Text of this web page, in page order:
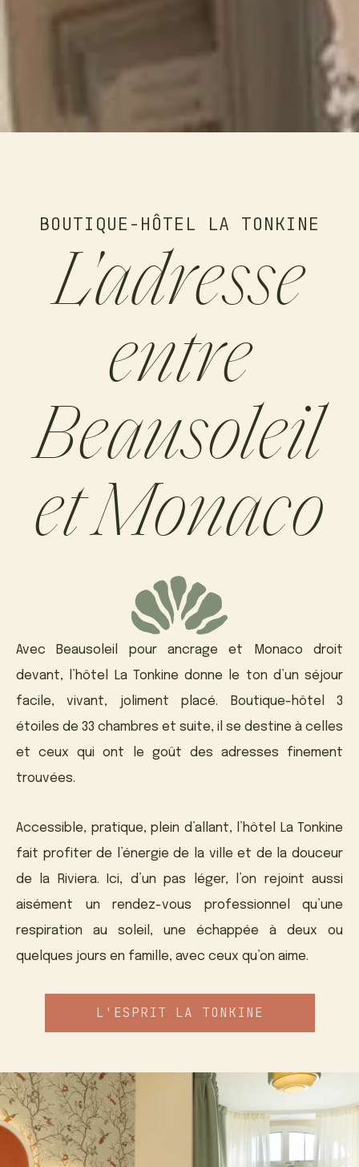
BOUTIQUE-HÔTEL LA TONKINE
L'adresse
entre
Beausoleil
et Monaco
Avec Beausoleil pour ancrage et Monaco droit
devant, l’hôtel La Tonkine donne le ton d’un séjour
facile, vivant, joliment placé. Boutique-hôtel 3
étoiles de 33 chambres et suite, il se destine à celles
et ceux qui ont le goût des adresses finement
trouvées.
Accessible, pratique, plein d’allant, l’hôtel La Tonkine
fait profiter de l’énergie de la ville et de la douceur
de la Riviera. Ici, d’un pas léger, l’on rejoint aussi
aisément un rendez-vous professionnel qu’une
respiration au soleil, une échappée à deux ou
quelques jours en famille, avec ceux qu’on aime.
L'ESPRIT LA TONKINE